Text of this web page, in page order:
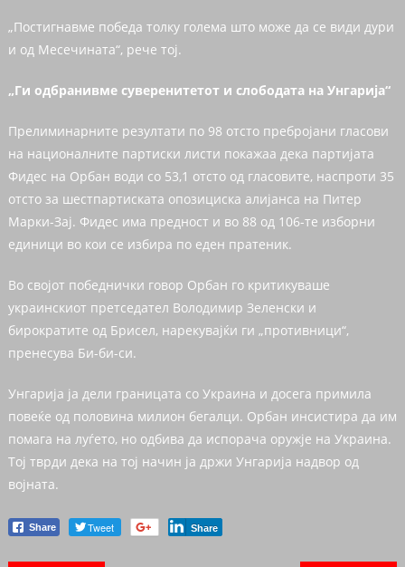
„Постигнавме победа толку голема што може да се види дури
и од Месечината“, рече тој.
„Ги одбранивме суверенитетот и слободата на Унгарија“
Прелиминарните резултати по 98 отсто пребројани гласови
на националните партиски листи покажаа дека партијата
Фидес на Орбан води со 53,1 отсто од гласовите, наспроти 35
отсто за шестпартиската опозициска алијанса на Питер
Марки-Зај. Фидес има предност и во 88 од 106-те изборни
единици во кои се избира по еден пратеник.
Во својот победнички говор Орбан го критикуваше
украинскиот претседател Володимир Зеленски и
бирократите од Брисел, нарекувајќи ги „противници“,
пренесува Би-би-си.
Унгарија ја дели границата со Украина и досега примила
повеќе од половина милион бегалци. Орбан инсистира да им
помага на луѓето, но одбива да испорача оружје на Украина.
Тој тврди дека на тој начин ја држи Унгарија надвор од
војната.
Share Tweet Share